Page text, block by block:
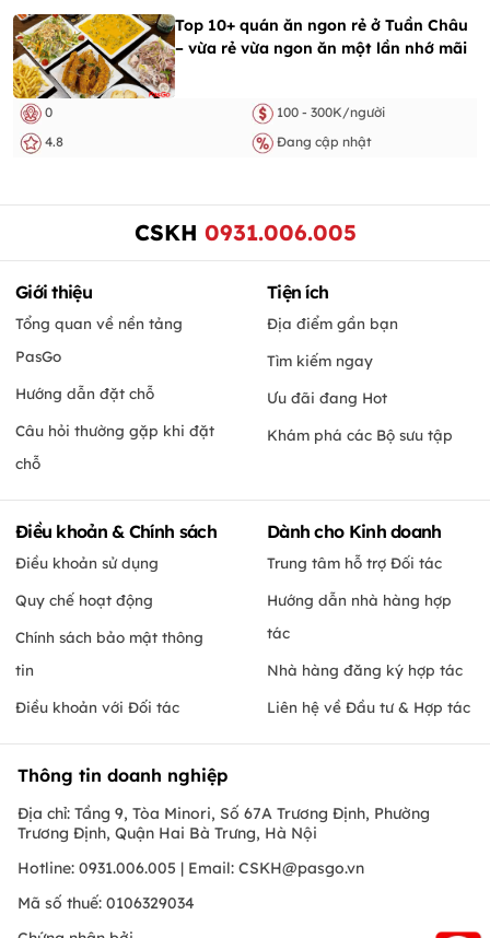
Top 10+ quán ăn ngon rẻ ở Tuần Châu
– vừa rẻ vừa ngon ăn một lần nhớ mãi
0
100 - 300K/người
4.8
Đang cập nhật
CSKH 0931.006.005
Giới thiệu
Tổng quan về nền tảng
PasGo
Hướng dẫn đặt chỗ
Câu hỏi thường gặp khi đặt
chỗ
Tiện ích
Địa điểm gần bạn
Tìm kiếm ngay
Ưu đãi đang Hot
Khám phá các Bộ sưu tập
Điều khoản & Chính sách
Điều khoản sử dụng
Quy chế hoạt động
Chính sách bảo mật thông
tin
Điều khoản với Đối tác
Dành cho Kinh doanh
Trung tâm hỗ trợ Đối tác
Hướng dẫn nhà hàng hợp
tác
Nhà hàng đăng ký hợp tác
Liên hệ về Đầu tư & Hợp tác
Thông tin doanh nghiệp
Địa chỉ: Tầng 9, Tòa Minori, Số 67A Trương Định, Phường
Trương Định, Quận Hai Bà Trưng, Hà Nội
Hotline: 0931.006.005 | Email: CSKH@pasgo.vn
Mã số thuế: 0106329034